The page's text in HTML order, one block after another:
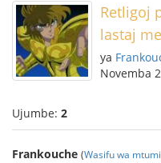
Retligoj
lastaj
ya
Novemba
Ujumbe: 2
Frankouche (Wasifu wa